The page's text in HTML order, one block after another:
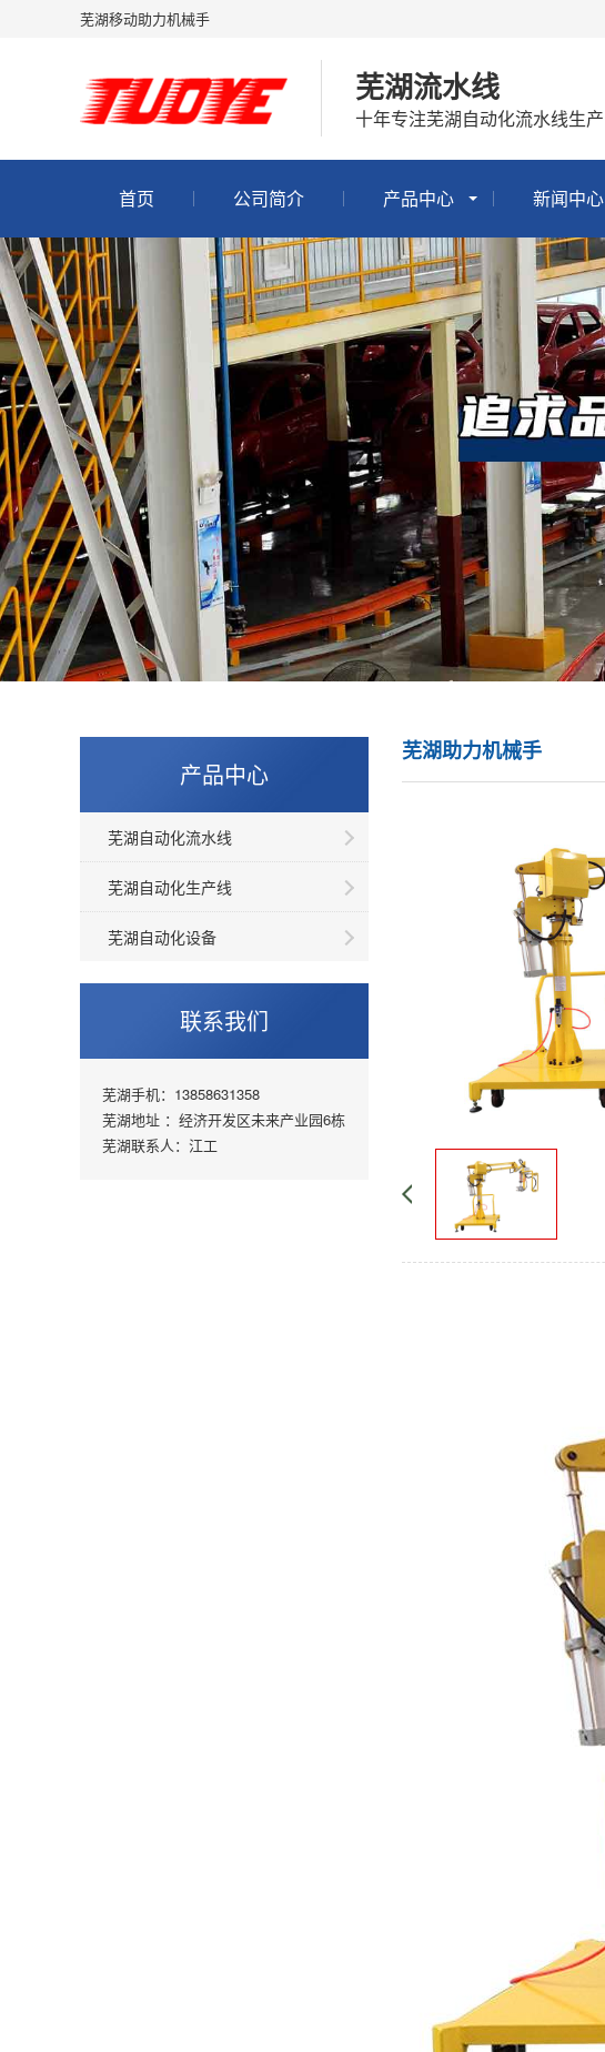
芜湖移动助力机械手
芜湖流水线
十年专注芜湖自动化流水线生产
首页 公司简介 产品中心 新闻中心
产品中心
芜湖自动化流水线
芜湖自动化生产线
芜湖自动化设备
联系我们
芜湖手机：13858631358
芜湖地址 ：经济开发区未来产业园6栋
芜湖联系人：江工
芜湖助力机械手